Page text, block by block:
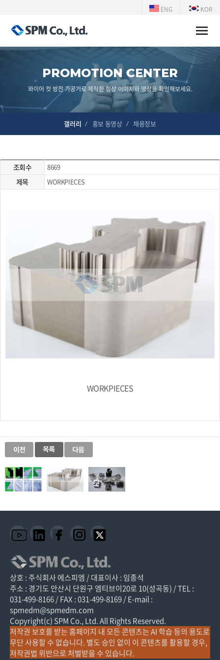
ENG KOR
Toggle
PROMOTION CENTER
와이어 컷 방전 가공기로 제작한 형상 이미지와 영상을 확인해보세요.
갤러리 홍보 동영상 채용정보
조회수 8669
제목 WORKPIECES
WORKPIECES
상호 : 주식회사 에스피엠 / 대표이사 : 임종석
주소 : 경기도 안산시 단원구 엠티브이20로 10(성곡동) / TEL :
031-499-8166 / FAX : 031-499-8169 / E-mail :
spmedm@spmedm.com
Copyright(c) SPM Co., Ltd. All Rights Reserved.
저작권 보호를 받는 홈페이지 내 모든 콘텐츠는 AI 학습 등의 용도로
무단 사용할 수 없습니다. 별도 승인 없이 이 콘텐츠를 활용할 경우,
저작권법 위반으로 처벌받을 수 있습니다.